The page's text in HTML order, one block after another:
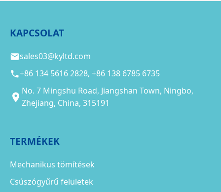
KAPCSOLAT
sales03@kyltd.com
+86 134 5616 2828, +86 138 6785 6735
No. 7 Mingshu Road, Jiangshan Town, Ningbo,
Zhejiang, China, 315191
TERMÉKEK
Mechanikus tömítések
Csúszógyűrű felületek